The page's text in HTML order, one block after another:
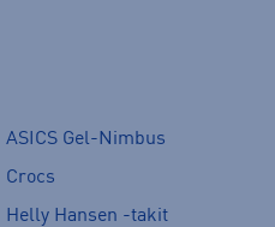
ASICS Gel-Nimbus
Crocs
Helly Hansen -takit